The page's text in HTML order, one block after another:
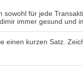
für jede
immer gesund und
einen kurzen Satz.